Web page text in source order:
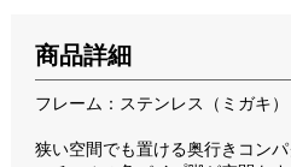
商品詳細
フレーム：ステンレス（ミガキ）
狭い空間でも置ける奥行きコンパ